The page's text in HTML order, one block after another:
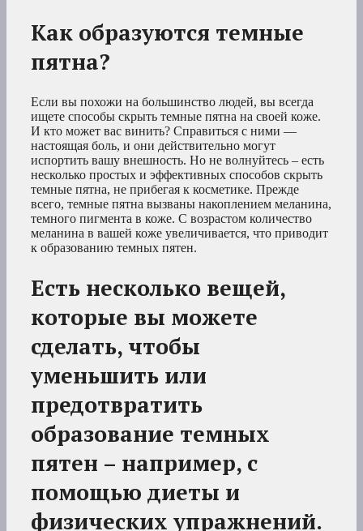
Как образуются темные
пятна?
Если вы похожи на большинство людей, вы всегда
ищете способы скрыть темные пятна на своей коже.
И кто может вас винить? Справиться с ними —
настоящая боль, и они действительно могут
испортить вашу внешность. Но не волнуйтесь – есть
несколько простых и эффективных способов скрыть
темные пятна, не прибегая к косметике. Прежде
всего, темные пятна вызваны накоплением меланина,
темного пигмента в коже. С возрастом количество
меланина в вашей коже увеличивается, что приводит
к образованию темных пятен.
Есть несколько вещей,
которые вы можете
сделать, чтобы
уменьшить или
предотвратить
образование темных
пятен – например, с
помощью диеты и
физических упражнений.